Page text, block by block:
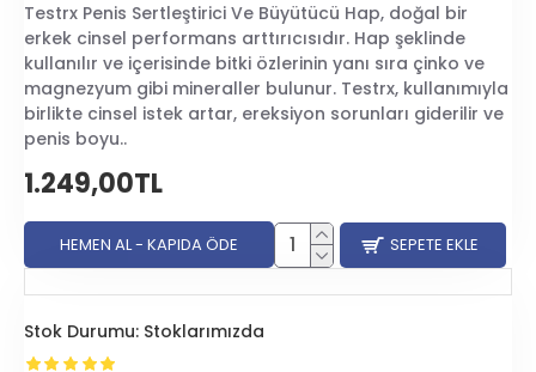
Testrx Penis Sertleştirici Ve Büyütücü Hap, doğal bir
erkek cinsel performans arttırıcısıdır. Hap şeklinde
kullanılır ve içerisinde bitki özlerinin yanı sıra çinko ve
magnezyum gibi mineraller bulunur. Testrx, kullanımıyla
birlikte cinsel istek artar, ereksiyon sorunları giderilir ve
penis boyu..
1.249,00TL
HEMEN AL - KAPIDA ÖDE SEPETE EKLE
Stok Durumu: Stoklarımızda